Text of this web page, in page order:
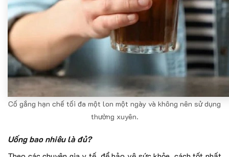
Cố gắng hạn chế tối đa một lon một ngày và không nên sử dụng
thường xuyên.
Uống bao nhiêu là đủ?